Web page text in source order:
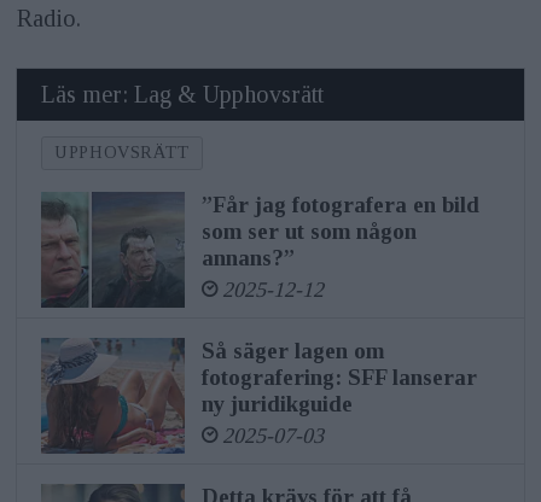
Radio.
Läs mer: Lag & Upphovsrätt
UPPHOVSRÄTT
”Får jag fotografera en bild
som ser ut som någon
annans?”
2025-12-12
Så säger lagen om
fotografering: SFF lanserar
ny juridikguide
2025-07-03
Detta krävs för att få